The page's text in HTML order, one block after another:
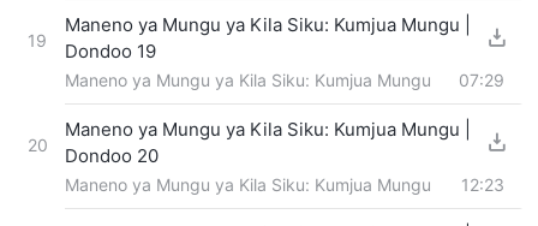
19
Maneno ya Mungu ya Kila Siku: Kumjua Mungu |
Dondoo 19
Maneno ya Mungu ya Kila Siku: Kumjua Mungu 07:29
20
Maneno ya Mungu ya Kila Siku: Kumjua Mungu |
Dondoo 20
Maneno ya Mungu ya Kila Siku: Kumjua Mungu 12:23